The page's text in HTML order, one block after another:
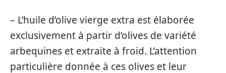
– L’huile d’olive vierge extra est élaborée
exclusivement à partir d’olives de variété
arbequines et extraite à froid. L’attention
particulière donnée à ces olives et leur